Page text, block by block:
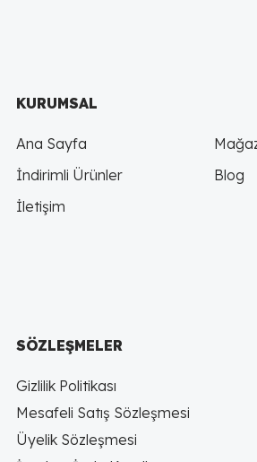
KURUMSAL
Ana Sayfa
İndirimli Ürünler
Blog
İletişim
SÖZLEŞMELER
Gizlilik Politikası
Mesafeli Satış Sözleşmesi
Üyelik Sözleşmesi